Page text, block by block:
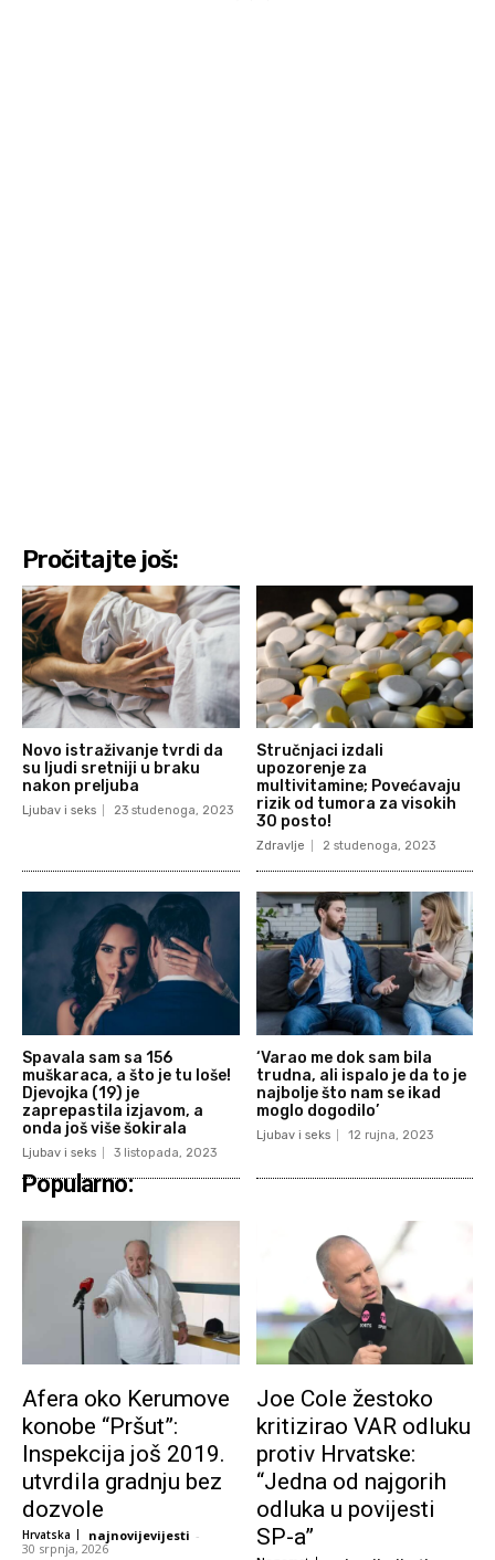
Pročitajte još:
Novo istraživanje tvrdi da
su ljudi sretniji u braku
nakon preljuba
Ljubav i seks 23 studenoga, 2023
Stručnjaci izdali
upozorenje za
multivitamine; Povećavaju
rizik od tumora za visokih
30 posto!
Zdravlje 2 studenoga, 2023
Spavala sam sa 156
muškaraca, a što je tu loše!
Djevojka (19) je
zaprepastila izjavom, a
onda još više šokirala
Ljubav i seks 3 listopada, 2023
‘Varao me dok sam bila
trudna, ali ispalo je da to je
najbolje što nam se ikad
moglo dogodilo’
Ljubav i seks 12 rujna, 2023
Popularno:
Afera oko Kerumove
konobe “Pršut”:
Inspekcija još 2019.
utvrdila gradnju bez
dozvole
Hrvatska najnovijevijesti -
30 srpnja, 2026
Joe Cole žestoko
kritizirao VAR odluku
protiv Hrvatske:
“Jedna od najgorih
odluka u povijesti
SP-a”